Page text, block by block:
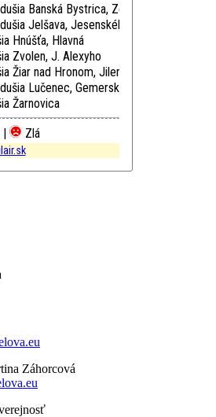
Banská Bystrica, Zelená
Jelšava, Jesenského
Hnúšťa, Hlavná
Zvolen, J. Alexyho
Žiar nad Hronom, Jilemnického
Lučenec, Gemerská cesta
Žarnovica
| Zlá
Záhorcová